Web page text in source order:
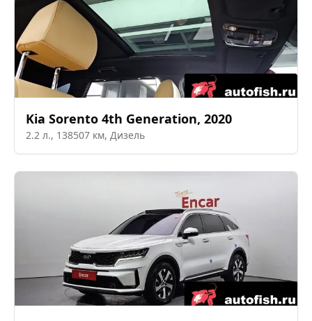
Kia Sorento 4th Generation, 2020
2.2 л., 138507 км, Дизель